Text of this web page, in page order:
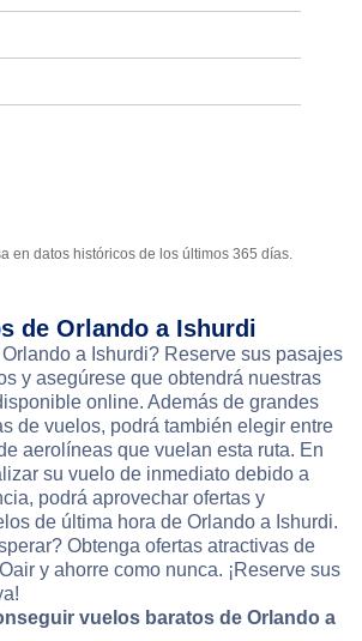
en datos históricos de los últimos 365 días.
de Orlando a Ishurdi
a Ishurdi? Reserve sus pasajes
y asegúrese que obtendrá nuestras
online. Además de grandes
de vuelos, podrá también elegir entre
aerolíneas que vuelan esta ruta. En
su vuelo de inmediato debido a
podrá aprovechar ofertas y
de última hora de Orlando a Ishurdi.
Obtenga ofertas atractivas de
y ahorre como nunca. ¡Reserve sus
vuelos baratos de Orlando a